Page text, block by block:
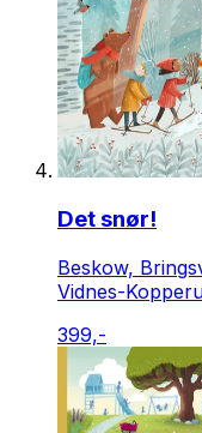
Det snør!
Beskow,
Vidnes-
399,-